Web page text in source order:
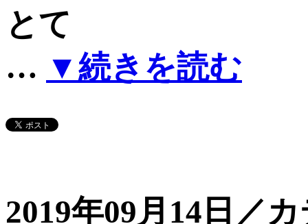
とて
… ▼続きを読む
2019年09月14日／